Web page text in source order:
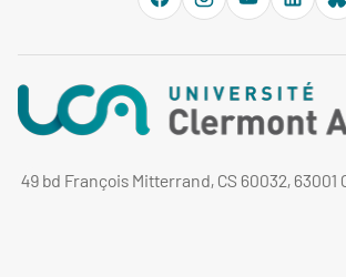
49 bd François Mitterrand, CS 60032,